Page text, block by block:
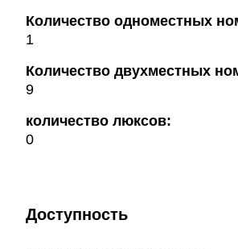
Количество одноместных
1
Количество двухместных
9
количество люксов:
0
Доступность